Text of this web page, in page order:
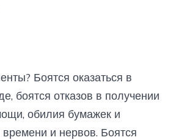
Боятся оказаться в
боятся отказов в получении
обилия бумажек и
и нервов. Боятся